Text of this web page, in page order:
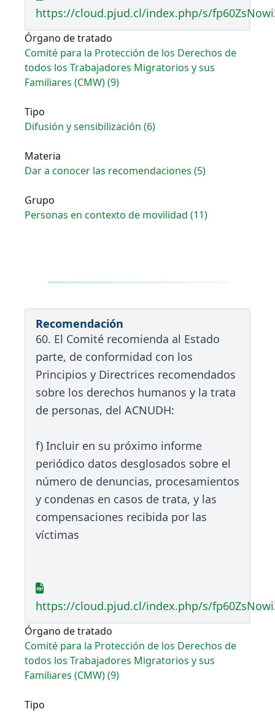
https://cloud.pjud.cl/index.php/s/
Órgano de tratado
Comité para la Protección de los Derechos de
todos los Trabajadores Migratorios y sus
Familiares (CMW) (9)
Tipo
Difusión y sensibilización (6)
Materia
Dar a conocer las recomendaciones (5)
Grupo
Personas en contexto de movilidad (11)
Recomendación
60. El Comité recomienda al Estado
parte, de conformidad con los
Principios y Directrices recomendados
sobre los derechos humanos y la trata
de personas, del ACNUDH:
f) Incluir en su próximo informe
periódico datos desglosados sobre el
número de denuncias, procesamientos
y condenas en casos de trata, y las
compensaciones recibida por las
víctimas
https://cloud.pjud.cl/index.php/s/
Órgano de tratado
Comité para la Protección de los Derechos de
todos los Trabajadores Migratorios y sus
Familiares (CMW) (9)
Tipo